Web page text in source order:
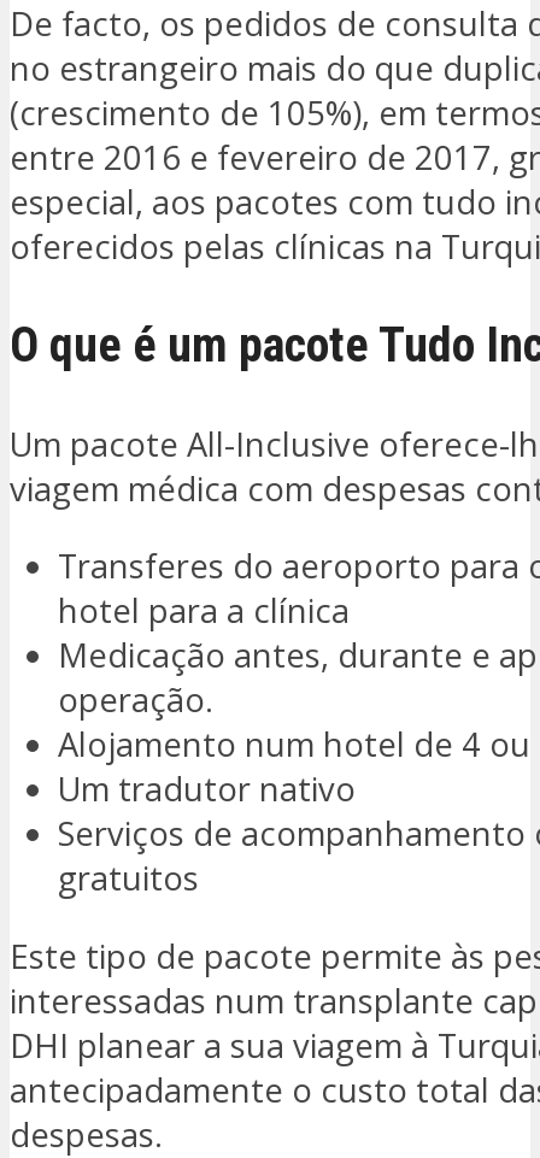
De facto, os pedidos de consulta
no estrangeiro mais do que
(crescimento de 105%), em
entre 2016 e fevereiro de 2017,
especial, aos pacotes com tudo
oferecidos pelas clínicas na
O que é um pacote Tudo
Um pacote All-Inclusive oferece-
viagem médica com despesas
Transferes do aeroporto para
hotel para a clínica
Medicação antes, durante e
operação.
Alojamento num hotel de 4 ou
Um tradutor nativo
Serviços de acompanhamento
gratuitos
Este tipo de pacote permite às
interessadas num transplante
DHI planear a sua viagem à
antecipadamente o custo total
despesas.